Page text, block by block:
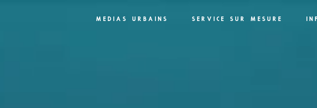
MEDIAS URBAINS SERVICE SUR MESURE